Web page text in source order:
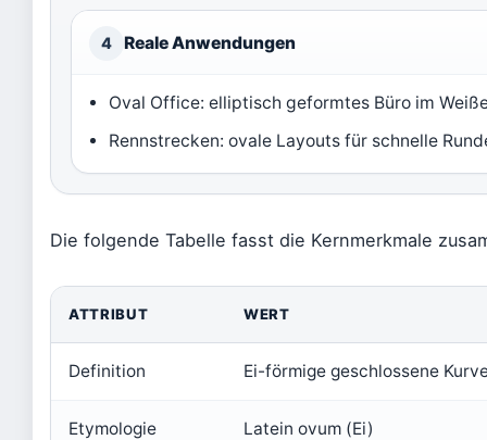
4 Reale Anwendungen
Oval Office: elliptisch geformtes Büro im
Rennstrecken: ovale Layouts für schnelle
Die folgende Tabelle fasst die Kernmerkmale
ATTRIBUT WERT
Definition Ei-förmige geschlossene
Etymologie Latein ovum (Ei)